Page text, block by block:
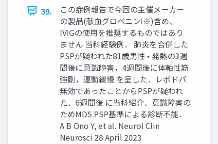
39.
この症例報告で今回の主催メーカー
の製品(献血グロベニンI※)含め、
IVIGの使用を推奨するものではあり
ません 当科経験例． 肺炎を合併した
PSPが疑われた81歳男性 • 発熱の3週
間後に意識障害，4週間後に体軸性筋
強剛，運動緩慢 を呈した．レボドパ
無効であったことからPSPが疑われ
た．6週間後 に当科紹介．意識障害の
ためMDS PSP基準による診断不能．
A B Ono Y, et al. Neurol Clin
Neurosci 28 April 2023